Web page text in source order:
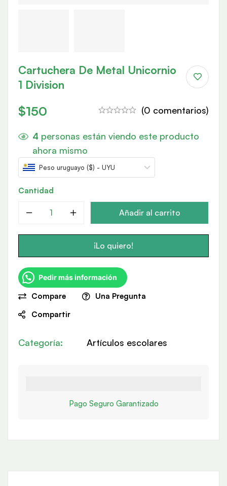
Cartuchera De Metal Unicornio
1 Division
$150 (0 comentarios)
4 personas están viendo este producto
ahora mismo
Peso uruguayo ($) - UYU
Cantidad
Añadir al carrito
¡Lo quiero!
Pedir más información
Compare
Una Pregunta
Compartir
Categoría: Artículos escolares
Pago Seguro Garantizado